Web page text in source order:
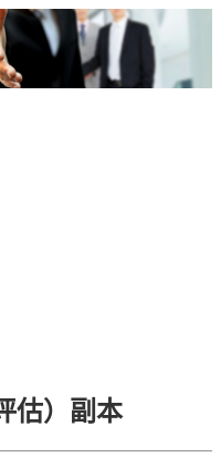
估）副本